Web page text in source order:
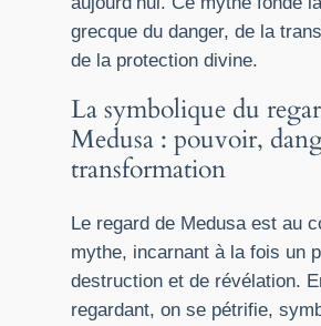
grecque du danger, de la
de la protection divine.
La symbolique du
Medusa : pouvoir,
transformation
Le regard de Medusa est au
mythe, incarnant à la fois un
destruction et de révélation.
regardant, on se pétrifie,